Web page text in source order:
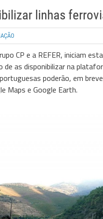
linhas
CP e a REFER, iniciam
de as disponibilizar na
poderão, em
Maps e Google Earth.